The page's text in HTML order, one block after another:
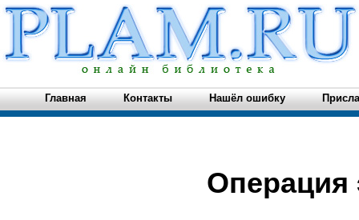
Главная Контакты Нашёл ошибку
Операция